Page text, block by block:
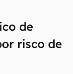
de
risco de
primeira